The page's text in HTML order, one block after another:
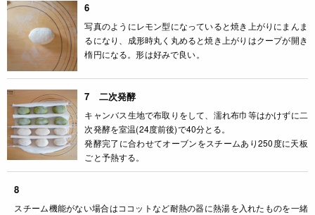
6
写真のようにレモン型になっていると焼き上がりにまんま
るになり、成形時丸く丸めると焼き上がりはクープが開き
楕円になる。形は好みで良い。
7 二次発酵
キャンバス生地で布取りをして、濡れ布巾等はかけずに二
次発酵を室温(24度前後)で40分とる。
発酵完了に合わせてオーブンをスチームあり250度に天板
ごと予熱する。
8
スチーム機能がない場合はココットなど耐熱の器に熱湯を入れたものを一緒